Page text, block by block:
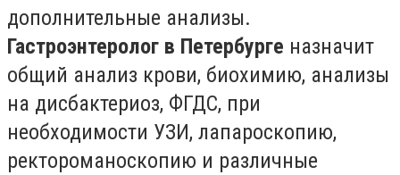
дополнительные анализы.
Гастроэнтеролог в Петербурге назначит
общий анализ крови, биохимию, анализы
на дисбактериоз, ФГДС, при
необходимости УЗИ, лапароскопию,
ректороманоскопию и различные